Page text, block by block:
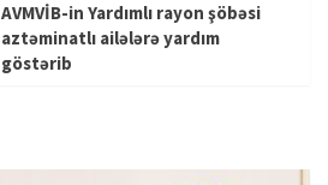
AVMVİB-in Yardımlı rayon şöbəsi
aztəminatlı ailələrə yardım
göstərib